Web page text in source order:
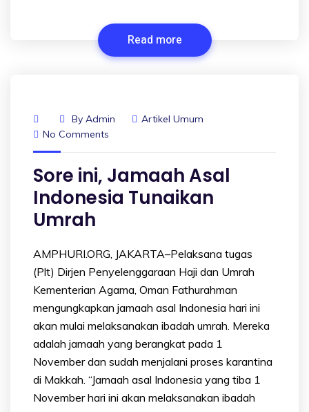
Read more
By Admin
Artikel Umum
No Comments
Sore ini, Jamaah Asal
Indonesia Tunaikan
Umrah
AMPHURI.ORG, JAKARTA–Pelaksana tugas
(Plt) Dirjen Penyelenggaraan Haji dan Umrah
Kementerian Agama, Oman Fathurahman
mengungkapkan jamaah asal Indonesia hari ini
akan mulai melaksanakan ibadah umrah. Mereka
adalah jamaah yang berangkat pada 1
November dan sudah menjalani proses karantina
di Makkah. “Jamaah asal Indonesia yang tiba 1
November hari ini akan melaksanakan ibadah